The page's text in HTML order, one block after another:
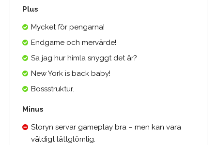
Plus
Mycket för pengarna!
Endgame och mervärde!
Sa jag hur himla snyggt det är?
New York is back baby!
Bossstruktur.
Minus
Storyn servar gameplay bra – men kan vara
väldigt lättglömlig.